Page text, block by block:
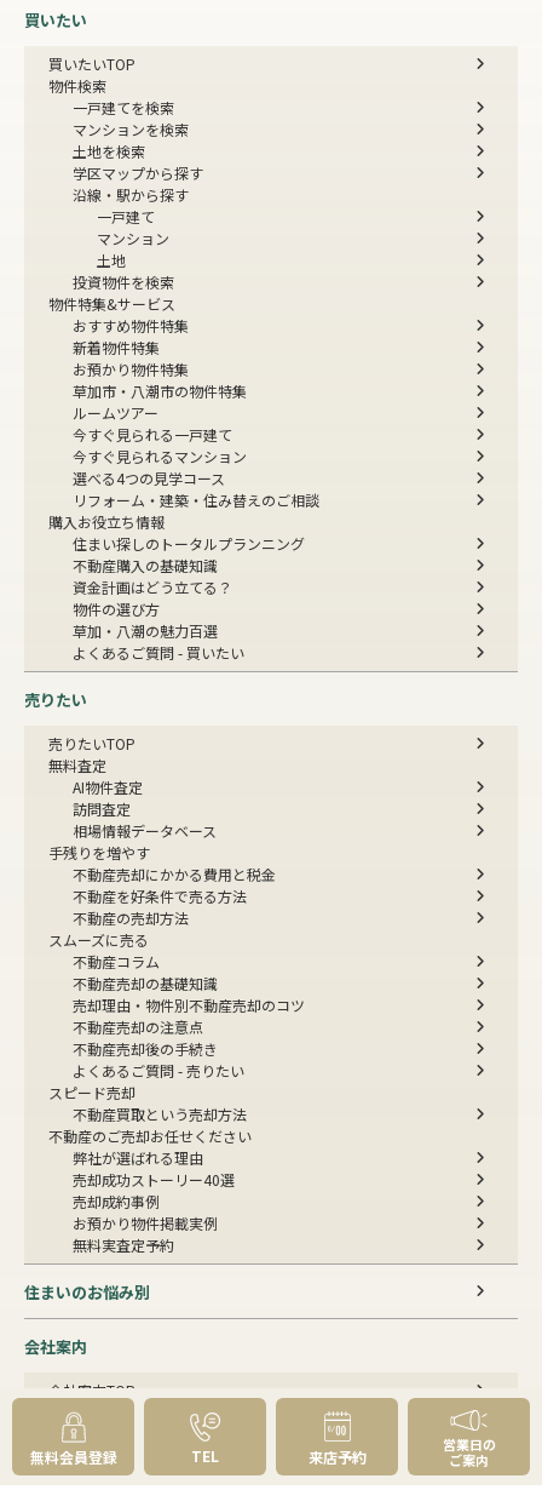
買いたい
買いたいTOP
物件検索
一戸建てを検索
マンションを検索
土地を検索
学区マップから探す
沿線・駅から探す
一戸建て
マンション
土地
投資物件を検索
物件特集&サービス
おすすめ物件特集
新着物件特集
お預かり物件特集
草加市・八潮市の物件特集
ルームツアー
今すぐ見られる一戸建て
今すぐ見られるマンション
選べる4つの見学コース
リフォーム・建築・住み替えのご相談
購入お役立ち情報
住まい探しのトータルプランニング
不動産購入の基礎知識
資金計画はどう立てる？
物件の選び方
草加・八潮の魅力百選
よくあるご質問 - 買いたい
売りたい
売りたいTOP
無料査定
AI物件査定
訪問査定
相場情報データベース
手残りを増やす
不動産売却にかかる費用と税金
不動産を好条件で売る方法
不動産の売却方法
スムーズに売る
不動産コラム
不動産売却の基礎知識
売却理由・物件別不動産売却のコツ
不動産売却の注意点
不動産売却後の手続き
よくあるご質問 - 売りたい
スピード売却
不動産買取という売却方法
不動産のご売却お任せください
弊社が選ばれる理由
売却成功ストーリー40選
売却成約事例
お預かり物件掲載実例
無料実査定予約
住まいのお悩み別
会社案内
会社案内TOP
私たちについて
アクセス
受賞歴
センチュリー21とは
無料会員登録 TEL 来店予約
営業日の
ご案内